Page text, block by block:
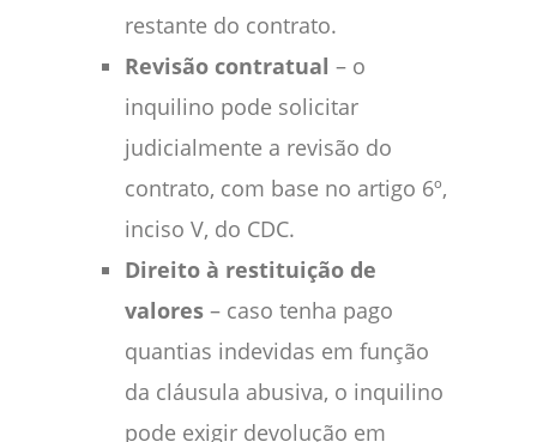
restante do contrato.
Revisão contratual – o
inquilino pode solicitar
judicialmente a revisão do
contrato, com base no artigo 6º,
inciso V, do CDC.
Direito à restituição de
valores – caso tenha pago
quantias indevidas em função
da cláusula abusiva, o inquilino
pode exigir devolução em